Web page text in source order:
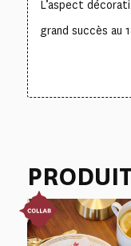
L’aspect
grand succès au